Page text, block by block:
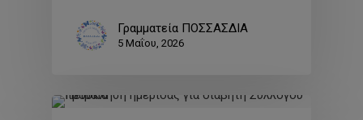
Γραμματεία ΠΟΣΣΑΣΔΙΑ
5 Μαΐου, 2026